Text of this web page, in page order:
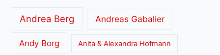
Andrea Berg Andreas Gabalier
Andy Borg Anita & Alexandra Hofmann